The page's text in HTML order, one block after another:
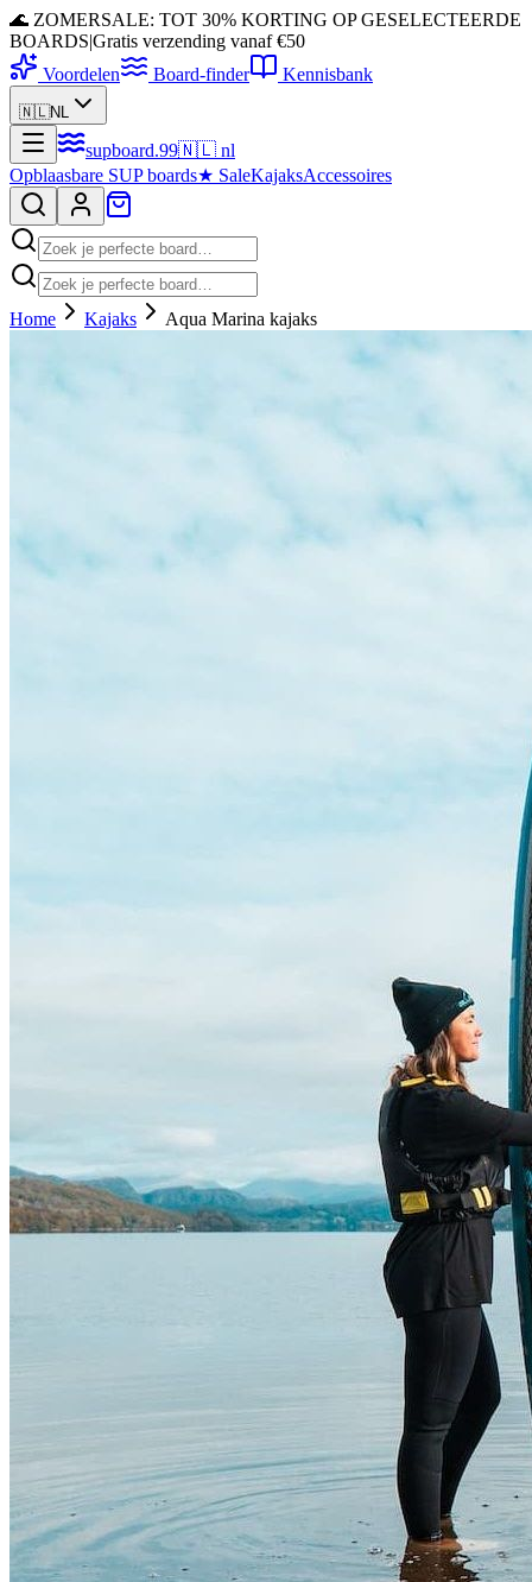
🌊 ZOMERSALE: TOT 30% KORTING OP GESELECTEERDE
BOARDS|Gratis verzending vanaf €50
Voordelen
Board-finder Kennisbank
🇳🇱NL
supboard.99🇳🇱 nl
Opblaasbare SUP boards★ SaleKajaksAccessoires
Home Kajaks Aqua Marina kajaks